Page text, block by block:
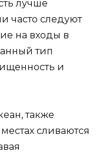
лучше
часто следуют
на входы в
тип
и
также
сливаются